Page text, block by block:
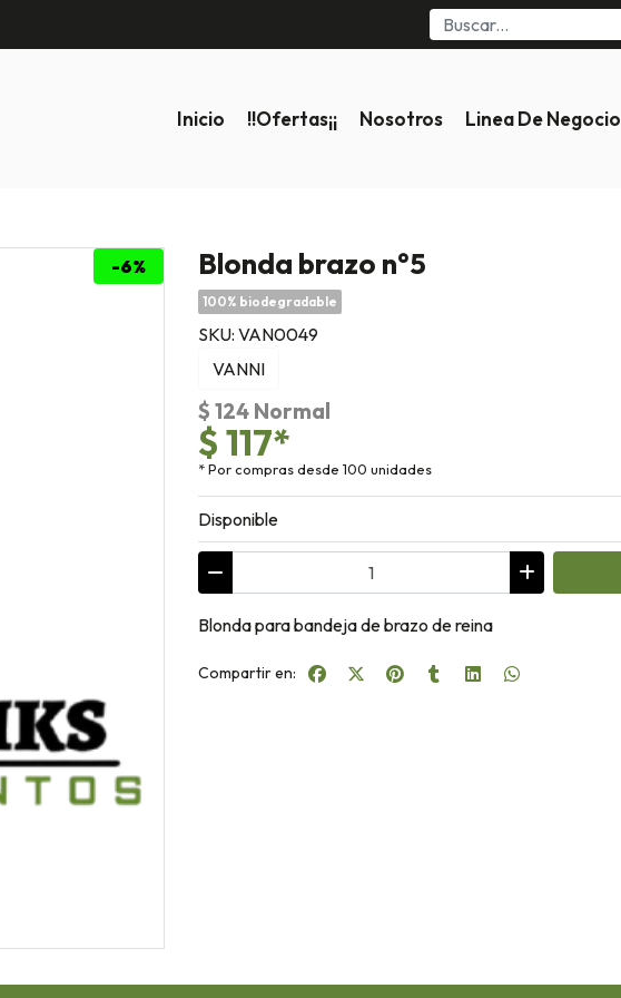
Inicio !!ofertas¡¡ Nosotros Linea De Negocio
-6% Blonda brazo n°5
100% biodegradable
SKU: VAN0049
VANNI
$ 124 Normal
$ 117*
* Por compras desde 100 unidades
Disponible
Blonda para bandeja de brazo de reina
Compartir en: